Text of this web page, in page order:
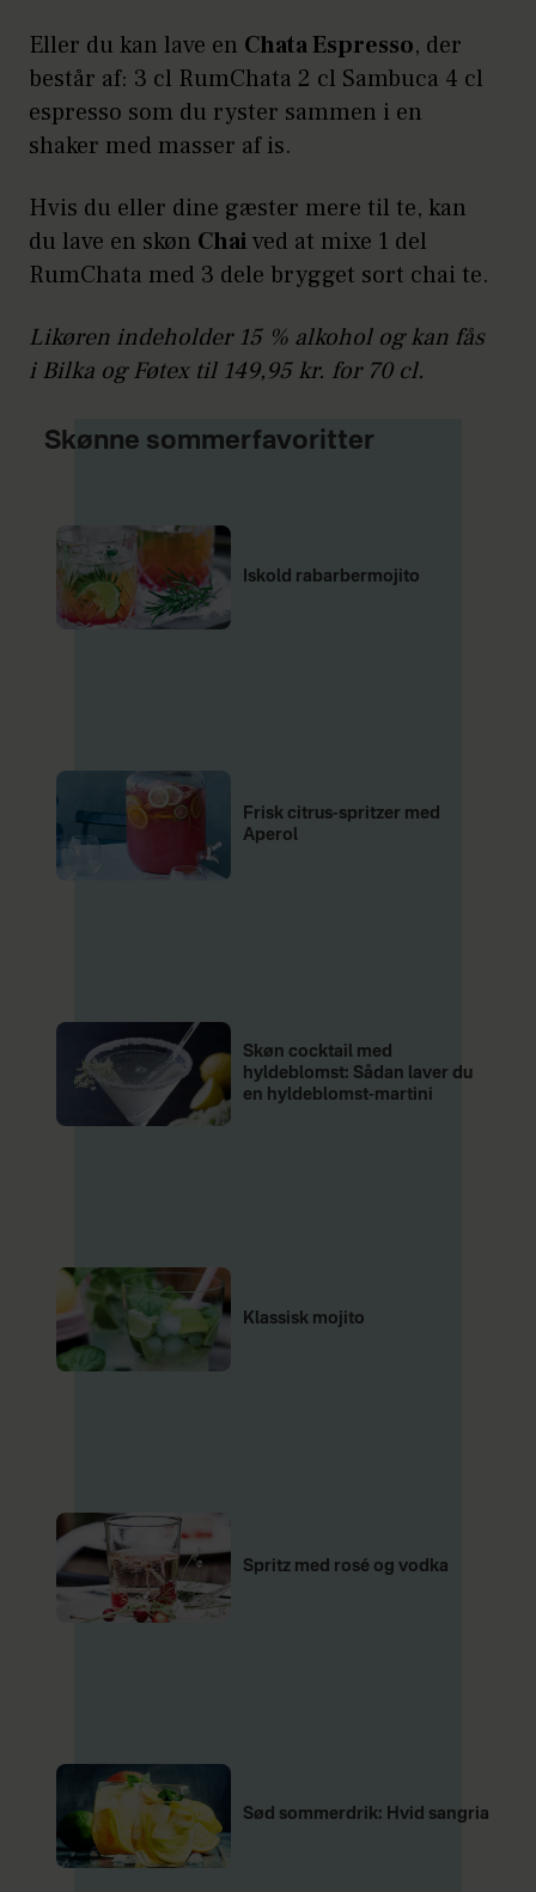
Eller du kan lave en Chata Espresso, der
består af: 3 cl RumChata 2 cl Sambuca 4 cl
espresso som du ryster sammen i en
shaker med masser af is.
Hvis du eller dine gæster mere til te, kan
du lave en skøn Chaived at mixe 1 del
RumChata med 3 dele brygget sort chai te.
Likøren indeholder 15 % alkohol og kan fås
i Bilka og Føtex til 149,95 kr. for 70 cl.
Skønne sommerfavoritter
Iskold rabarbermojito
Frisk citrus-spritzer med
Aperol
Skøn cocktail med
hyldeblomst: Sådan laver du
en hyldeblomst-martini
Klassisk mojito
Spritz med rosé og vodka
Sød sommerdrik: Hvid sangria